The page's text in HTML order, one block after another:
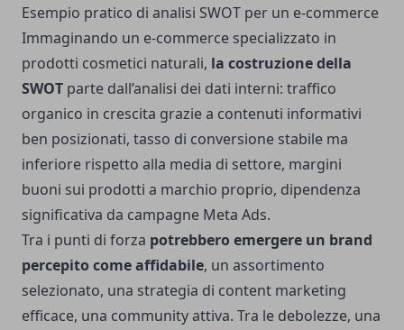
Esempio pratico di analisi SWOT per un e-commerce
Immaginando un e-commerce specializzato in
prodotti cosmetici naturali, la costruzione della
SWOT parte dall’analisi dei dati interni: traffico
organico in crescita grazie a contenuti informativi
ben posizionati, tasso di conversione stabile ma
inferiore rispetto alla media di settore, margini
buoni sui prodotti a marchio proprio, dipendenza
significativa da campagne Meta Ads.
Tra i punti di forza potrebbero emergere un brand
percepito come affidabile, un assortimento
selezionato, una strategia di content marketing
efficace, una community attiva. Tra le debolezze, una